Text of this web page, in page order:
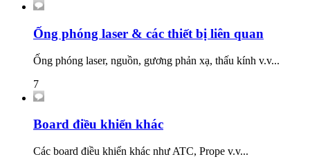
Ống phóng laser & các thiết bị liên quan
Ống phóng laser, nguồn, gương phản xạ, thấu kính v.v...
7
Board điều khiển khác
Các board điều khiển khác như ATC, Prope v.v...